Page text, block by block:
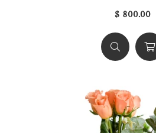
$ 800.00